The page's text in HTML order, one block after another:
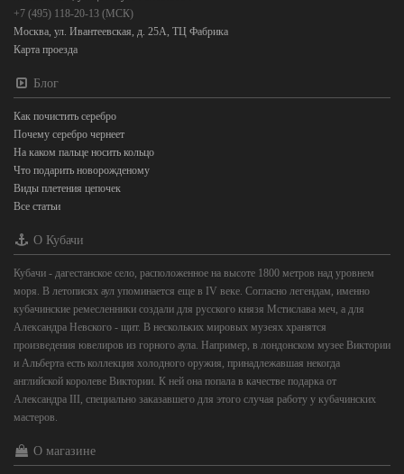
+7 (495) 118-20-13 (МСК)
Москва, ул. Ивантеевская, д. 25А, ТЦ Фабрика
Карта проезда
Блог
Как почистить серебро
Почему серебро чернеет
На каком пальце носить кольцо
Что подарить новорожденому
Виды плетения цепочек
Все статьи
О Кубачи
Кубачи - дагестанское село, расположенное на высоте 1800 метров над уровнем
моря. В летописях аул упоминается еще в IV веке. Согласно легендам, именно
кубачинские ремесленники создали для русского князя Мстислава меч, а для
Александра Невского - щит. В нескольких мировых музеях хранятся
произведения ювелиров из горного аула. Например, в лондонском музее Виктории
и Альберта есть коллекция холодного оружия, принадлежавшая некогда
английской королеве Виктории. К ней она попала в качестве подарка от
Александра III, специально заказавшего для этого случая работу у кубачинских
мастеров.
О магазине